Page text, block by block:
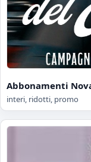
Abbonamenti
interi, ridotti, promo